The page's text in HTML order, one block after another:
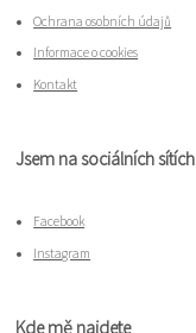
Ochrana osobních údajů
Informace o cookies
Kontakt
Jsem na sociálních sítích
Facebook
Instagram
Kde mě najdete